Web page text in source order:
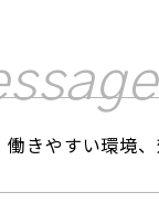
し、働きや